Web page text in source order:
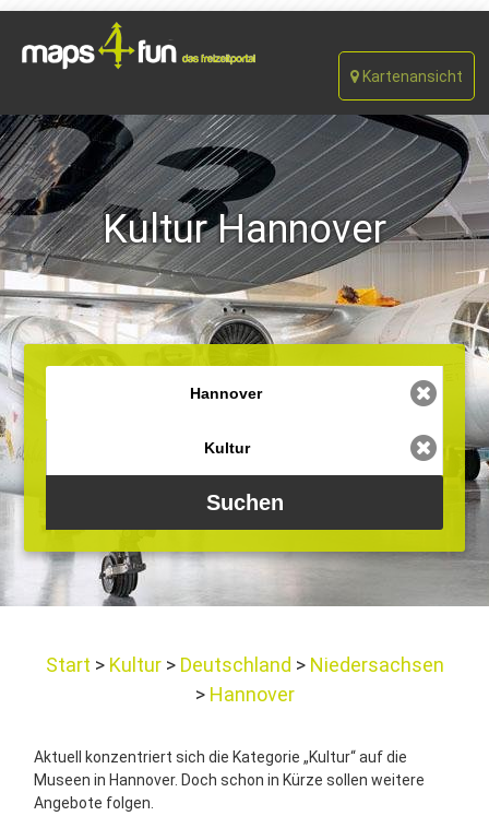
Kartenansicht
Kultur Hannover
Start Kultur Deutschland
Niedersachsen
Hannover
Aktuell konzentriert sich die Kategorie „Kultur“ auf die
Museen in Hannover. Doch schon in Kürze sollen weitere
Angebote folgen.